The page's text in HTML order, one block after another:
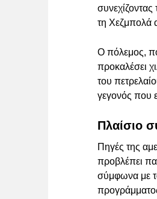
τη Χεζμπολά
Ο πόλεμος,
προκαλέσει
του
γεγονός που
Πλαίσιο
Πηγές της
προβλέπει
σύμφωνα με